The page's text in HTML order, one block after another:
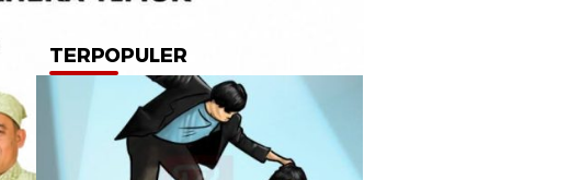
TERPOPULER